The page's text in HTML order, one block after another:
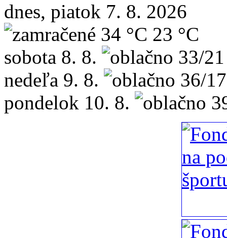
dnes, piatok 7. 8. 2026
34 °C 23 °C
sobota 8. 8.
33/
nedeľa 9. 8.
36/
pondelok 10. 8.